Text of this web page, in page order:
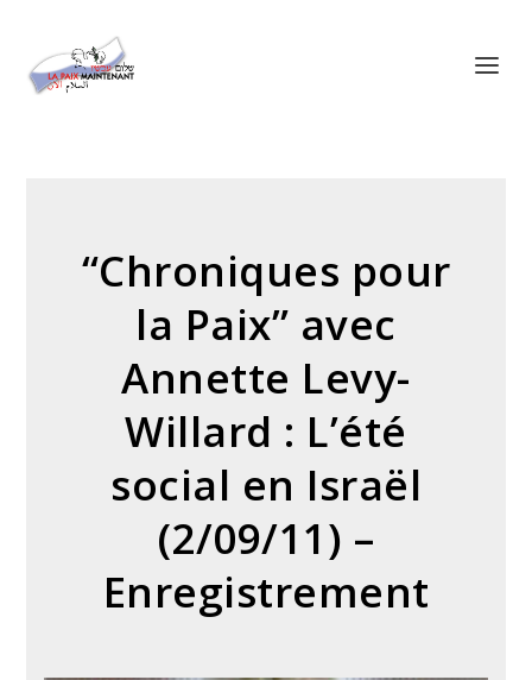
“Chroniques pour
la Paix” avec
Annette Levy-
Willard : L’été
social en Israël
(2/09/11) –
Enregistrement